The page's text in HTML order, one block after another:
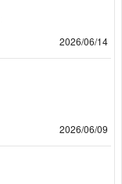
2026/06/14
2026/06/09